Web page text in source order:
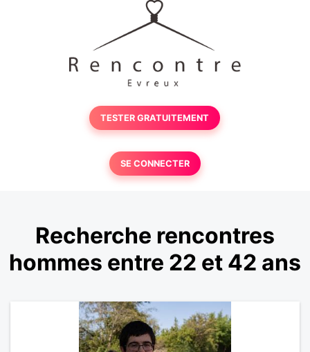
TESTER GRATUITEMENT
SE CONNECTER
Recherche rencontres
hommes entre 22 et 42 ans